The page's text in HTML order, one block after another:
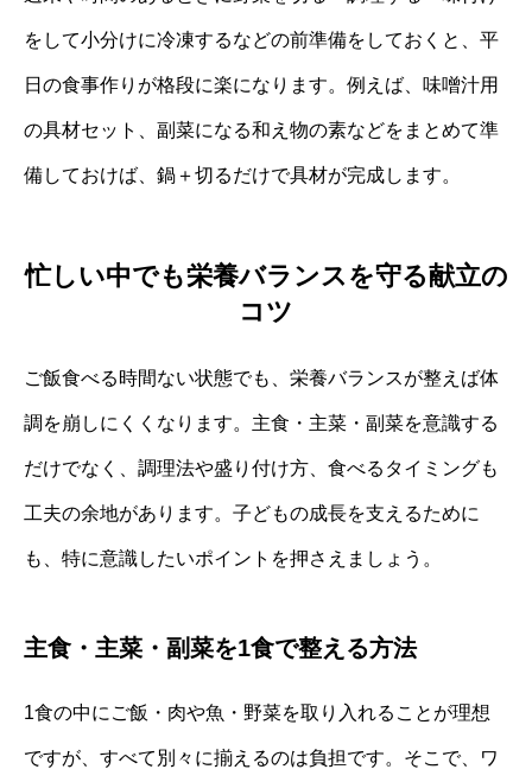
をして小分けに冷凍するなどの前準備をしておくと、平
日の食事作りが格段に楽になります。例えば、味噌汁用
の具材セット、副菜になる和え物の素などをまとめて準
備しておけば、鍋＋切るだけで具材が完成します。
忙しい中でも栄養バランスを守る献立の
コツ
ご飯食べる時間ない状態でも、栄養バランスが整えば体
調を崩しにくくなります。主食・主菜・副菜を意識する
だけでなく、調理法や盛り付け方、食べるタイミングも
工夫の余地があります。子どもの成長を支えるために
も、特に意識したいポイントを押さえましょう。
主食・主菜・副菜を1食で整える方法
1食の中にご飯・肉や魚・野菜を取り入れることが理想
ですが、すべて別々に揃えるのは負担です。そこで、ワ